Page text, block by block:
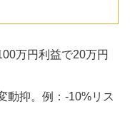
万円利益で20万円
動抑。例：-10%リス